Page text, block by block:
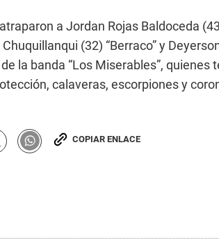
a Jordan Rojas Baldoceda
(32) “Berraco” y
de la banda “Los Miserables”,
calaveras, escorpiones y
COPIAR ENLACE